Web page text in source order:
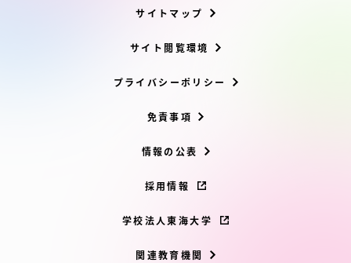
サイトマップ
サイト閲覧環境
プライバシーポリシー
免責事項
情報の公表
採用情報
学校法人東海大学
関連教育機関